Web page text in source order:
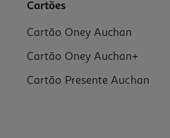
Cartões
Cartão Oney Auchan
Cartão Oney Auchan+
Cartão Presente Auchan